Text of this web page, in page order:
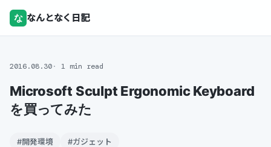
な なんとなく日記
2016.08.30 1 min read
Microsoft Sculpt Ergonomic Keyboard
を買ってみた
#開発環境 #ガジェット